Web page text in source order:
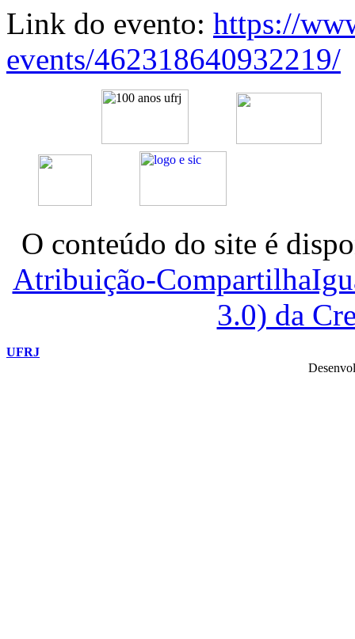
Link do evento: https://
events/462318640932219/
O conteúdo do site é
Atribuição-
3.0) da
UFRJ